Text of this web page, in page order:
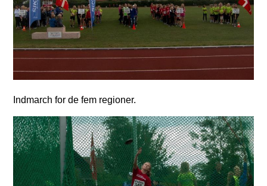
Indmarch for de fem regioner.